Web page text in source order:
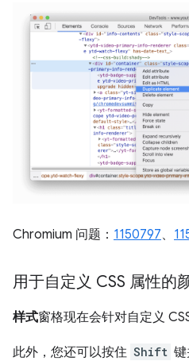
Chromium 问题： 1150797、
用于自定义 CSS 属性的
样式窗格现在会针对自定义
此外，您还可以按住 Shift